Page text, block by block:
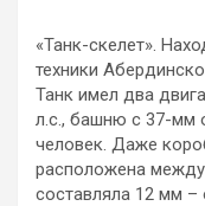
«Танк-скелет».
техники
Танк имел два
л.с., башню с 37-мм
человек. Даже
расположена
составляла 12 мм –